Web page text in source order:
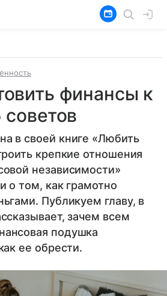
финансы к
в своей книге «Любить
крепкие отношения
независимости»
о том, как грамотно
Публикуем главу, в
зачем всем
подушка
ее обрести.